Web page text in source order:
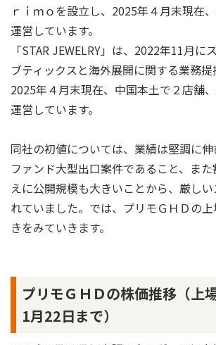
ｒｉｍｏを設立し、2025年４月末現在
運営しています。
「STAR JEWELRY」は、2022年11月に
ブティックスと海外展開に関する業務提
2025年４月末現在、中国本土で２店舗
運営しています。
同社の初値については、業績は堅調に伸
ファンド大型出口案件であること、ま
えに公開規模も大きいことから、厳し
れていました。では、プリモＧＨＤの
きをみていきます。
プリモＧＨＤの株価推移（上
1月22日まで）